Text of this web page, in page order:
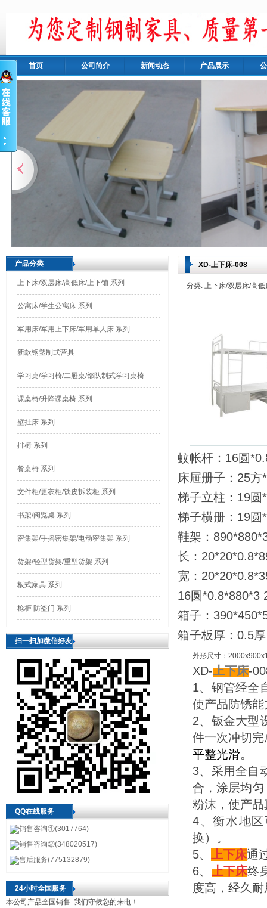
首页 公司简介 新闻动态 产品展示
产品分类
上下床/双层床/高低床/上下铺 系列
公寓床/学生公寓床 系列
军用床/军用上下床/军用单人床 系列
新款钢塑制式营具
学习桌/学习椅/二屉桌/部队制式学习桌椅
课桌椅/升降课桌椅 系列
壁挂床 系列
排椅 系列
餐桌椅 系列
文件柜/更衣柜/铁皮拆装柜 系列
书架/阅览桌 系列
密集架/手摇密集架/电动密集架 系列
货架/轻型货架/重型货架 系列
板式家具 系列
枪柜 防盗门 系列
扫一扫加微信好友
QQ在线服务
销售咨询①(3017764)
销售咨询②(348020517)
售后服务(775132879)
24小时全国服务
本公司产品全国销售 我们守候您的来电！
XD-上下床-008
分类: 上下床/双层床/高
蚊帐杆：16圆
床屉册子：25
梯子立柱：19圆
梯子横册：19圆
鞋架：
长：
宽：
16圆*0.8*880*3
箱子：
箱子板厚：0.5
外形尺寸：
XD-上下床-
1、钢管经全
使产品防锈
2、钣金大型
件一次冲切
平整光滑。
3、采用全自
合，涂层均
粉沫，使产
4、衡水地
换）。
5、
上下床通
6、 上下床终
度高，经久耐